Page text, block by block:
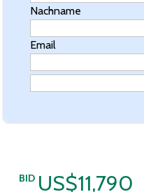
Nachname
Email
BID US$11,790